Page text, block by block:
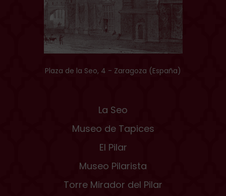
Plaza de la Seo, 4 - Zaragoza (España)
La Seo
Museo de Tapices
El Pilar
Museo Pilarista
Torre Mirador del Pilar